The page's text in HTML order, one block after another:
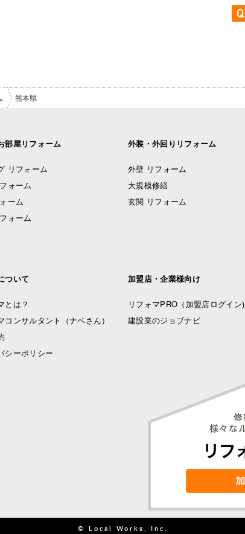
熊本県
部屋リフォーム
リフォーム
ォーム
ーム
ォーム
外装・外回りリフォーム
外壁 リフォーム
大規模修繕
玄関 リフォーム
ついて
とは？
コンサルタント（ナベさん）
シーポリシー
加盟店・企業様向け
リフォマPRO （加盟店ログイン)
建設業のジョブナビ
© Local Works, Inc.